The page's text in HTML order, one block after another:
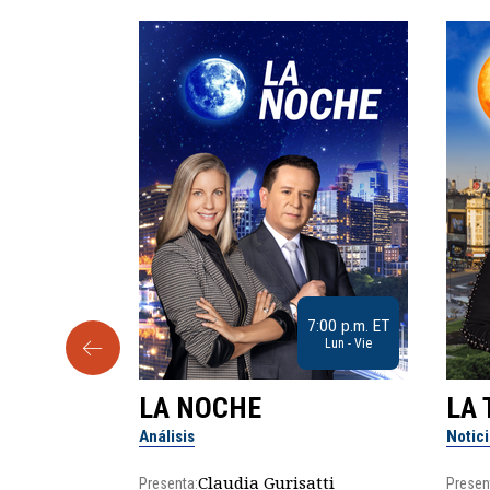
9:30 a.m. ET 7:00 p.m. ET
Lun - Vie
LA NOCHE
Análisis
Presenta:Claudia Gurisatti
LA